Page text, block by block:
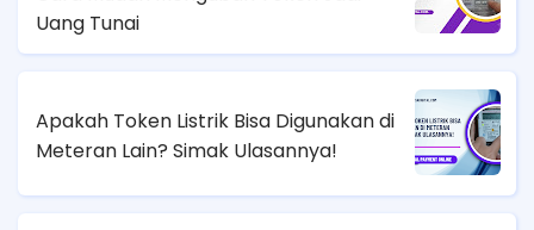
Uang Tunai
Apakah Token Listrik Bisa Digunakan di
Meteran Lain? Simak Ulasannya!